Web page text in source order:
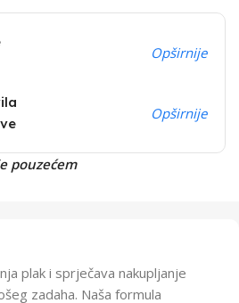
Opširnije
Opširnije
pouzećem
plak i sprječava nakupljanje
zadaha. Naša formula